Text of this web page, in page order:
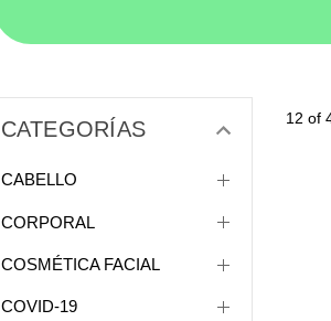
CATEGORÍAS
CABELLO
CORPORAL
COSMÉTICA FACIAL
COVID-19
12 of